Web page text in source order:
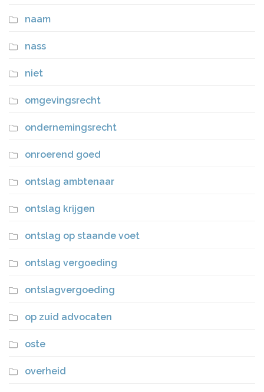
naam
nass
niet
omgevingsrecht
ondernemingsrecht
onroerend goed
ontslag ambtenaar
ontslag krijgen
ontslag op staande voet
ontslag vergoeding
ontslagvergoeding
op zuid advocaten
oste
overheid